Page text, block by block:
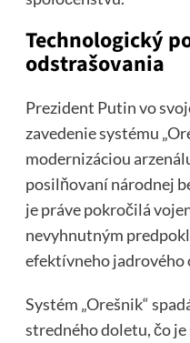
Technologický
odstrašovania
Prezident Putin vo
zavedenie systému
modernizáciou
posilňovaní národnej
je práve pokročilá
nevyhnutným
efektívneho jadrového
Systém „Orešnik“
stredného doletu, čo